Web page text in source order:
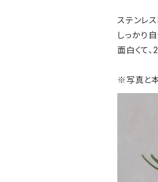
ステンレ
しっかり
面白くて
※写真と